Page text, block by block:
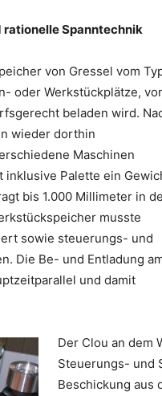
Spanntechnik
von Gressel vom
oder Werkstückplätze,
beladen wird.
wieder dorthin
Maschinen
inklusive Palette ein
bis 1.000 Millimeter in
musste
sowie steuerungs- und
Die Be- und Entladung
und damit
Der Clou an dem
Steuerungs- und
Beschickung aus